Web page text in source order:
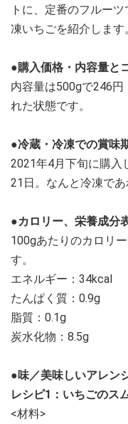
トに、定番のフルー
凍いちごを紹介します
●購入価格・内容量と
内容量は500gで246円
れた状態です。
●冷蔵・冷凍での賞味
2021年4月下旬に購入
21日。なんと冷凍で
●カロリー、栄養成分
100gあたりのカロリ
す。
エネルギー：34kcal
たんぱく質：0.9g
脂質：0.1g
炭水化物：8.5g
●味／美味しいアレン
レシピ1：いちごのス
<材料>